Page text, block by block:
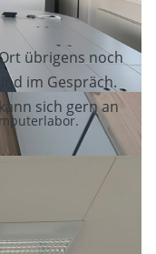
kleiner Bereich mit
übrigens noch
im Gespräch.
sich gern an